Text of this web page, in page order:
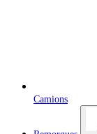
Camions